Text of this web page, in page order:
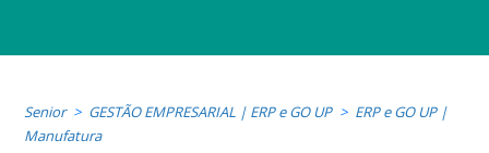
Senior GESTÃO EMPRESARIAL | ERP e GO UP
ERP e GO UP |
Manufatura